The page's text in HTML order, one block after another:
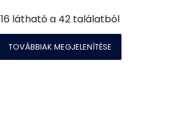
16 látható a 42találatból
TOVÁBBIAK MEGJELENÍTÉSE